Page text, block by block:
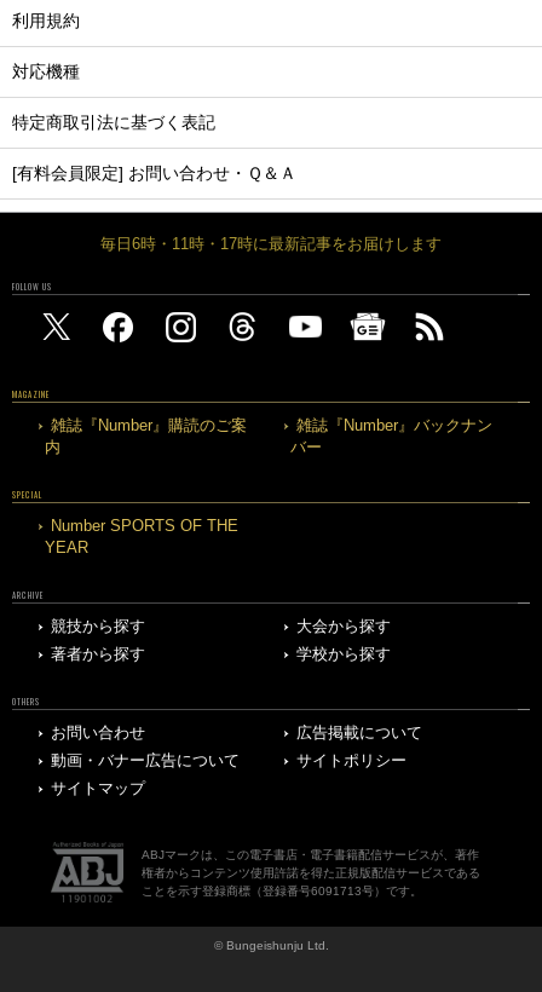
利用規約
対応機種
特定商取引法に基づく表記
[有料会員限定] お問い合わせ・Ｑ＆Ａ
毎日6時・11時・17時に最新記事をお届けします
FOLLOW US
MAGAZINE
雑誌『Number』購読のご案
内
雑誌『Number』バックナン
バー
SPECIAL
Number SPORTS OF THE
YEAR
ARCHIVE
競技から探す
大会から探す
著者から探す
学校から探す
OTHERS
お問い合わせ
広告掲載について
動画・バナー広告について
サイトポリシー
サイトマップ
ABJマークは、この電子書店・電子書籍配信サービスが、著作
権者からコンテンツ使用許諾を得た正規版配信サービスである
ことを示す登録商標（登録番号6091713号）です。
© Bungeishunju Ltd.